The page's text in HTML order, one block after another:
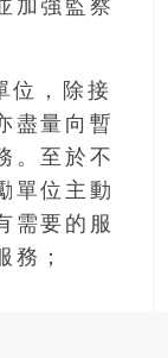
加強監察
位，除接
盡量向暫
。至於不
單位主動
需要的服
務；